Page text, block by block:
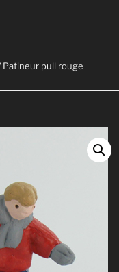
Patineur pull rouge